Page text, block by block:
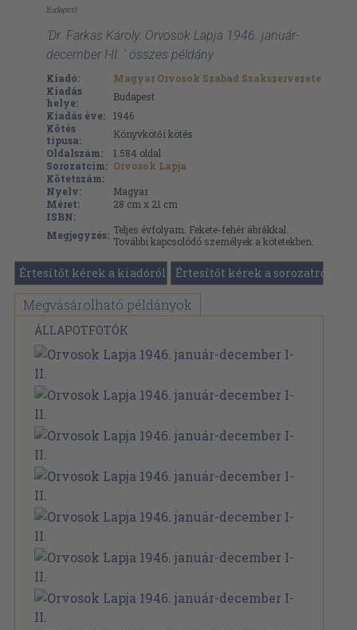
Budapest
'Dr. Farkas Károly: Orvosok Lapja 1946. január-
december I-II. ' összes példány
Kiadó:
Magyar Orvosok Szabad Szakszervezete
Kiadás
helye:
Budapest
Kiadás éve:
1946
Kötés
típusa:
Könyvkötői kötés
Oldalszám:
1.584 oldal
Sorozatcím: Orvosok Lapja
Kötetszám:
Nyelv:
Magyar
Méret:
28 cm x 21 cm
ISBN:
Megjegyzés: Teljes évfolyam. Fekete-fehér ábrákkal.
További kapcsolódó személyek a kötetekben.
Értesítőt kérek a kiadóról Értesítőt kérek a sorozatról
Megvásárolható példányok
ÁLLAPOTFOTÓK